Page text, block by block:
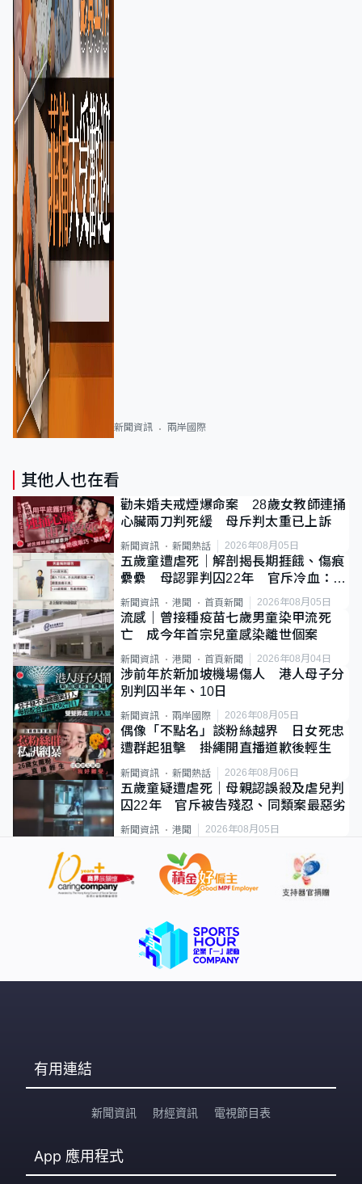
新聞資訊 兩岸國際
其他人也在看
勸未婚夫戒煙爆命案 28歲女教師連捅
心臟兩刀判死緩 母斥判太重已上訴
新聞資訊 新聞熱話 2026年08月05日
五歲童遭虐死｜解剖揭長期捱餓、傷痕
纍纍 母認罪判囚22年 官斥冷血：同
類案最惡劣
新聞資訊 港聞 首頁新聞 2026年08月05日
流感｜曾接種疫苗七歲男童染甲流死
亡 成今年首宗兒童感染離世個案
新聞資訊 港聞 首頁新聞 2026年08月04日
涉前年於新加坡機場傷人 港人母子分
別判囚半年、10日
新聞資訊 兩岸國際 2026年08月05日
偶像「不點名」談粉絲越界 日女死忠
遭群起狙擊 掛繩開直播道歉後輕生
新聞資訊 新聞熱話 2026年08月06日
五歲童疑遭虐死｜母親認誤殺及虐兒判
囚22年 官斥被告殘忍、同類案最惡劣
新聞資訊 港聞 2026年08月05日
有用連結
新聞資訊 財經資訊 電視節目表
App 應用程式